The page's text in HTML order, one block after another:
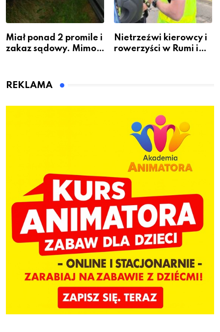
Miał ponad 2 promile i
zakaz sądowy. Mimo
Bolszewie i uderzył w
Nietrzeźwi kierowcy i
rowerzyści w Rumi i
REKLAMA